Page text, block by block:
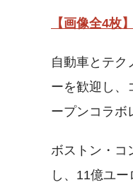
【画像全4枚】
自動車とテク
ーを歓迎し、
ープンコラボ
ボストン・コ
し、11億ユ